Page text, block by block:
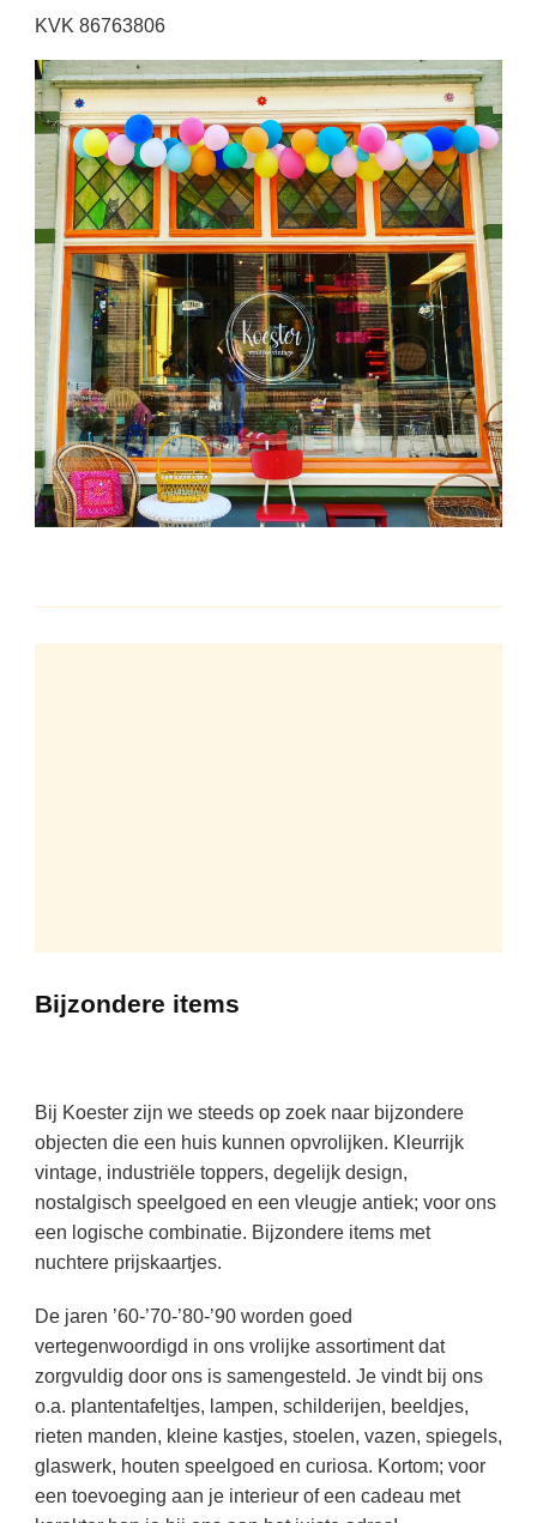
KVK 86763806
Bijzondere items
Bij Koester zijn we steeds op zoek naar bijzondere
objecten die een huis kunnen opvrolijken. Kleurrijk
vintage, industriële toppers, degelijk design,
nostalgisch speelgoed en een vleugje antiek; voor ons
een logische combinatie. Bijzondere items met
nuchtere prijskaartjes.
De jaren ’60-’70-’80-’90 worden goed
vertegenwoordigd in ons vrolijke assortiment dat
zorgvuldig door ons is samengesteld. Je vindt bij ons
o.a. plantentafeltjes, lampen, schilderijen, beeldjes,
rieten manden, kleine kastjes, stoelen, vazen, spiegels,
glaswerk, houten speelgoed en curiosa. Kortom; voor
een toevoeging aan je interieur of een cadeau met